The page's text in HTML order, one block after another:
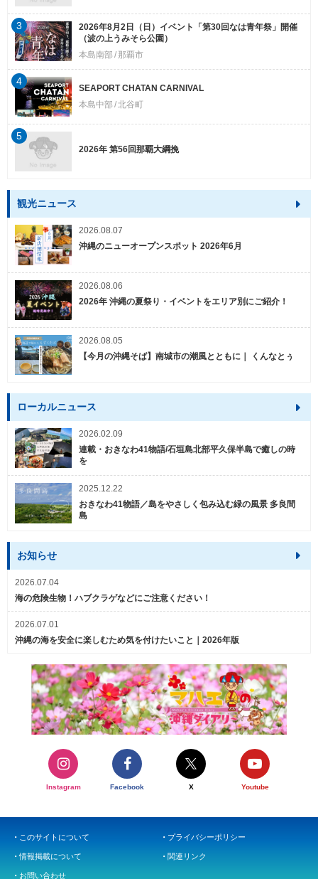
2026年8月2日（日）イベント「第30回なは青年祭」開催
（波の上うみそら公園）
本島南部
那覇市
3
SEAPORT CHATAN CARNIVAL
本島中部 北谷町
4
2026年 第56回那覇大綱挽
5
観光ニュース
2026.08.07
沖縄のニューオープンスポット 2026年6月
2026.08.06
2026年 沖縄の夏祭り・イベントをエリア別にご紹介！
2026.08.05
【今月の沖縄そば】南城市の潮風とともに｜ くんなとぅ
ローカルニュース
2026.02.09
連載・おきなわ41物語/石垣島北部平久保半島で癒しの時
を
2025.12.22
おきなわ41物語／島をやさしく包み込む緑の風景 多良間
島
お知らせ
2026.07.04
海の危険生物！ハブクラゲなどにご注意ください！
2026.07.01
沖縄の海を安全に楽しむため気を付けたいこと｜2026年版
Instagram Facebook X Youtube
このサイトについて プライバシーポリシー
情報掲載について 関連リンク
お問い合わせ